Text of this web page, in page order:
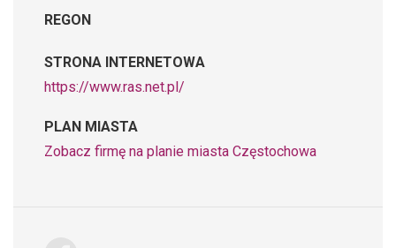
REGON
STRONA INTERNETOWA
https://www.ras.net.pl/
PLAN MIASTA
Zobacz firmę na planie miasta Częstochowa